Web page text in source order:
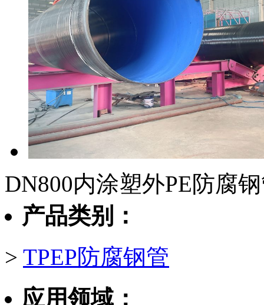
DN800内涂塑外PE防腐
产品类别：
> TPEP防腐钢管
应用领域：